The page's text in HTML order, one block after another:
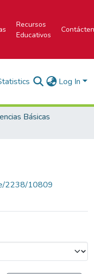
Recursos
Educativos
Log In
Básicas
2238/10809